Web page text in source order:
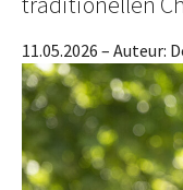
11.05.2026 – Auteur: